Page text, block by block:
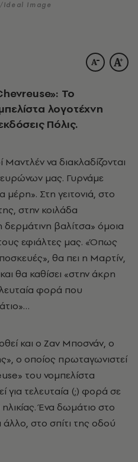
Ideal Image
Το
λογοτέχνη
Πόλις.
να διακλαδίζονται
μας. Γυρνάμε
μέρη». Στη γειτονιά, στο
στην κοιλάδα
βαλίτσα» όμοια
εφιάλτες μας. «Όπως
θα πει η Μαρτίν,
θα καθίσει «στην άκρη
φορά που
και ο Ζαν Μποσνάν, ο
ο οποίος πρωταγωνιστεί
του νομπελίστα
για τελευταία (;) φορά σε
Ένα δωμάτιο στο
άλλο, στο σπίτι της οδού